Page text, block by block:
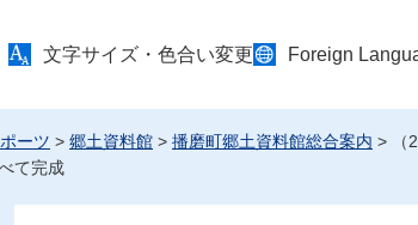
文字サイズ・色合い変更 Foreign
ーツ > 郷土資料館 > 播磨町郷土資料館総合案内 > （
て完成